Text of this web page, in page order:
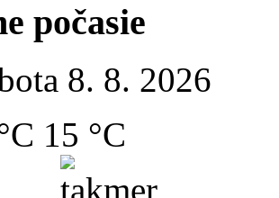
počasie
8. 8. 2026
15 °C